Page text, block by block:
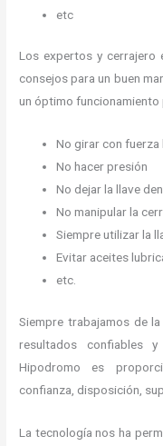
etc
Los expertos y cerrajero
consejos para un buen
un óptimo
No girar con fuerza
No hacer presión
No dejar la llave
No manipular la
Siempre utilizar la
Evitar aceites
etc.
Siempre trabajamos de
resultados confiables
Hipodromo es
confianza, disposición,
La tecnología nos ha